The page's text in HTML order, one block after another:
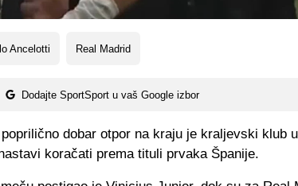
Ancelotti Real Madrid
Dodajte SportSport u vaš Google izbor
dobar otpor na kraju je kraljevski klub
koračati prema tituli prvaka Španije.